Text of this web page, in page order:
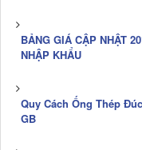
BẢNG GIÁ CẬP NHẬT
NHẬP KHẨU
Quy Cách Ống Thép
GB